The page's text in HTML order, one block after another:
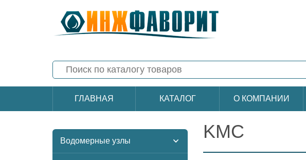
ГЛАВНАЯ КАТАЛОГ О КОМПАНИИ
Водомерные узлы KMC